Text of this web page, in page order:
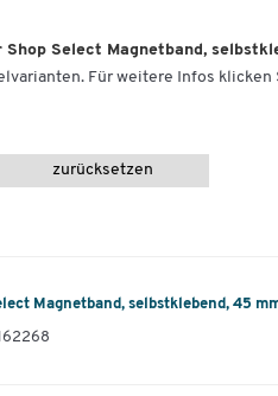
Select Magnetband,
Für weitere Infos klicken
zurücksetzen
Magnetband, selbstklebend, 45